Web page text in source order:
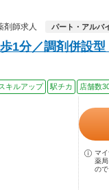
師求人 パート・アルバ
1分／調剤併設
キルアップ 駅チカ 店舗数
マ
薬
ので